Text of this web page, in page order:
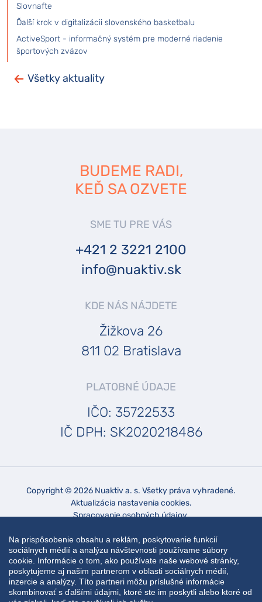
Na prispôsobenie obsahu a reklám, poskytovanie funkcií
sociálnych médií a analýzu návštevnosti používame súbory
cookie. Informácie o tom, ako používate naše webové stránky,
poskytujeme aj našim partnerom v oblasti sociálnych médií,
inzercie a analýzy. Títo partneri môžu príslušné informácie
skombinovať s ďalšími údajmi, ktoré ste im poskytli alebo ktoré od
Slovnafte
Ďalší krok v digitalizácii slovenského basketbalu
ActiveSport - informačný systém pre moderné riadenie
športových zväzov
Všetky aktuality
BUDEME RADI,
KEĎ SA OZVETE
SME TU PRE VÁS
+421 2 3221 2100
info@nuaktiv.sk
KDE NÁS NÁJDETE
Žižkova 26
811 02 Bratislava
PLATOBNÉ ÚDAJE
IČO: 35722533
IČ DPH: SK2020218486
Copyright © 2026 Nuaktiv a. s. Všetky práva vyhradené.
Aktualizácia nastavenia cookies.
Spracovanie osobných údajov.